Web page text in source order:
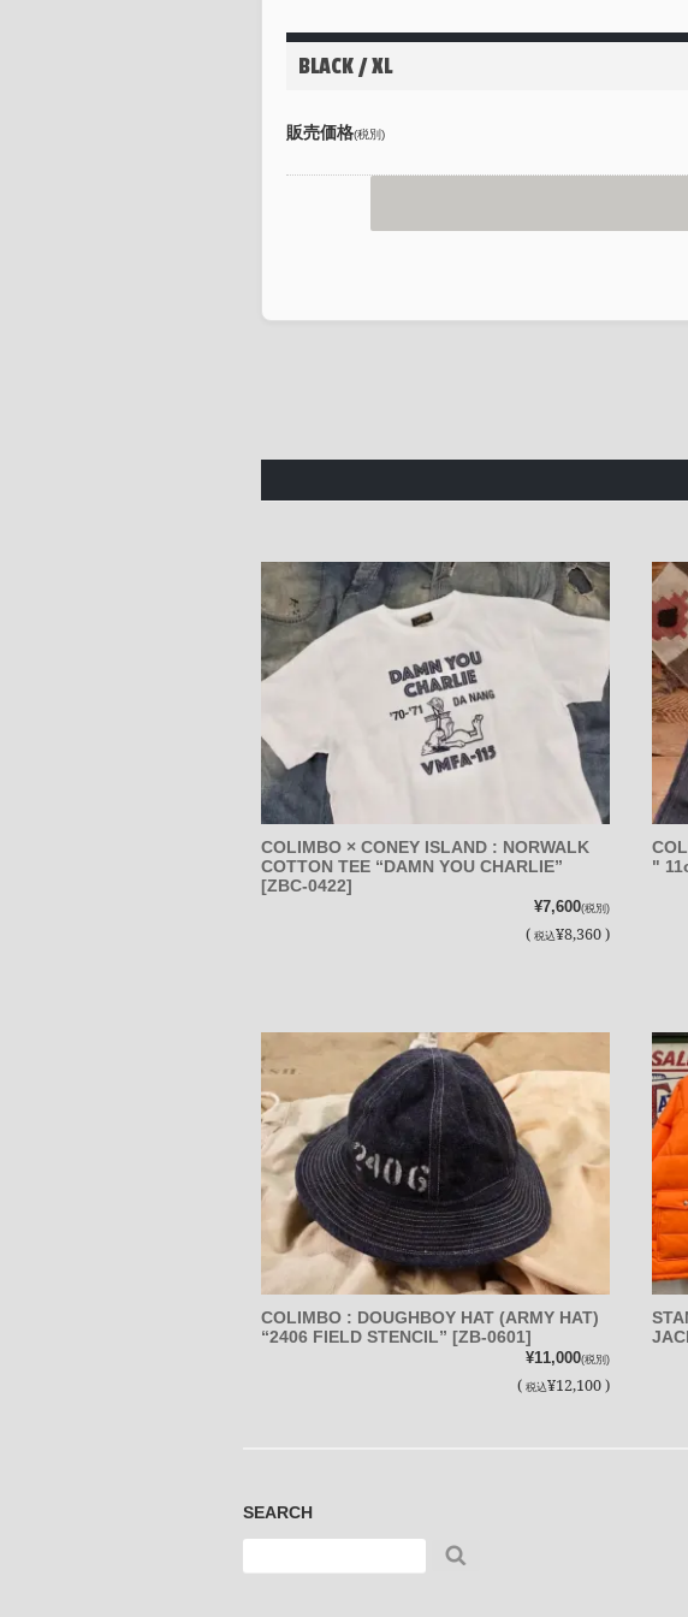
BLACK / XL
販売価格(税別)
COLIMBO × CONEY ISLAND : NORWALK
COTTON TEE “DAMN YOU CHARLIE”
[ZBC-0422]
¥7,600(税別)
( 税込¥8,360 )
"
COLIMBO : DOUGHBOY HAT (ARMY HAT)
“2406 FIELD STENCIL” [ZB-0601]
¥11,000(税別)
( 税込¥12,100 )
SEARCH